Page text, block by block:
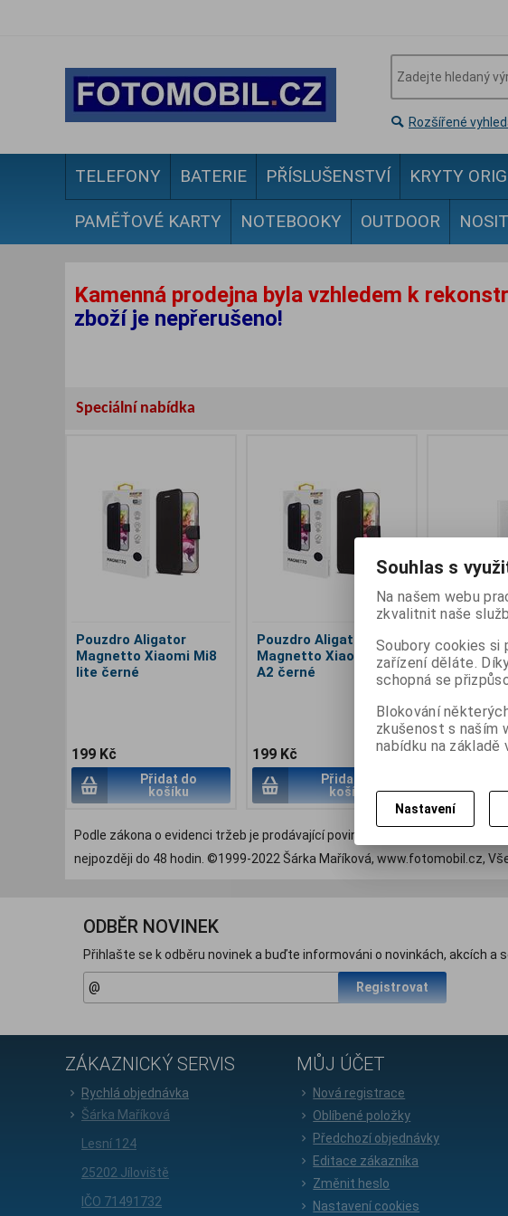
Rozšířené
TELEFONY BATERIE PŘÍSLUŠENSTVÍ KRYTY
PAMĚŤOVÉ KARTY NOTEBOOKY OUTDOOR
Kamenná prodejna byla vzhledem k
zboží je nepřerušeno!
Speciální nabídka
Pouzdro Aligator
Magnetto Xiaomi Mi8
lite černé
199 Kč
Přidat do
košíku
Pouzdro Aligator
Magnetto Xiaomi Mi
A2 černé
199 Kč
Přidat do
košíku
EF-
Samsung
Flipcover
Galaxy
stříbrná
999 Kč
Podle zákona o evidenci tržeb je prodávající povinen vystavit kupujícímu
nejpozději do 48 hodin. ©1999-2022 Šárka Maříková, www.fotomobil.cz,
ODBĚR NOVINEK
Přihlašte se k odběru novinek a buďte informováni o novinkách, akcích a
Registrovat
ZÁKAZNICKÝ SERVIS
Rychlá objednávka
Šárka Maříková
Lesní 124
25202 Jíloviště
IČO 71491732
MŮJ ÚČET
Nová registrace
Oblíbené položky
Předchozí objednávky
Editace zákazníka
Změnit heslo
Nastavení cookies
Souhlas s
Na našem webu
zkvalitnit naše
Soubory cookies si
zařízení děláte.
schopná se
Blokování
zkušenost s naším
nabídku na základě
Nastavení